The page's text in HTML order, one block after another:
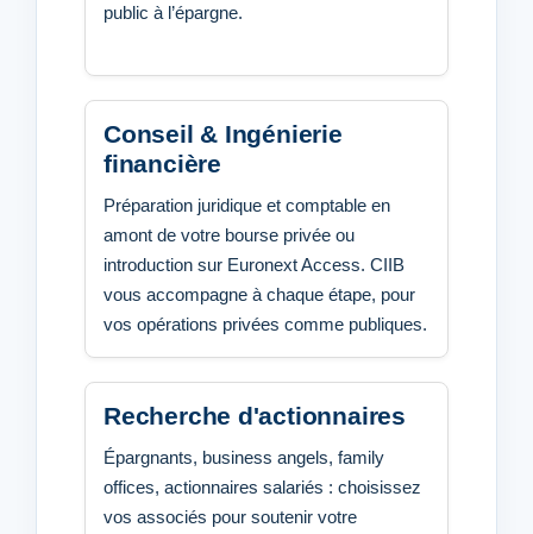
public à l’épargne.
Conseil & Ingénierie
financière
Préparation juridique et comptable en
amont de votre bourse privée ou
introduction sur Euronext Access. CIIB
vous accompagne à chaque étape, pour
vos opérations privées comme publiques.
Recherche d'actionnaires
Épargnants, business angels, family
offices, actionnaires salariés : choisissez
vos associés pour soutenir votre